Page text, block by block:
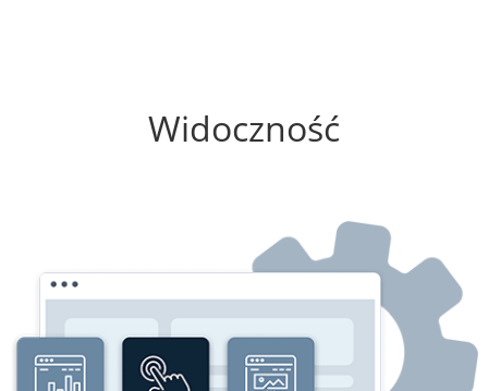
Widoczność